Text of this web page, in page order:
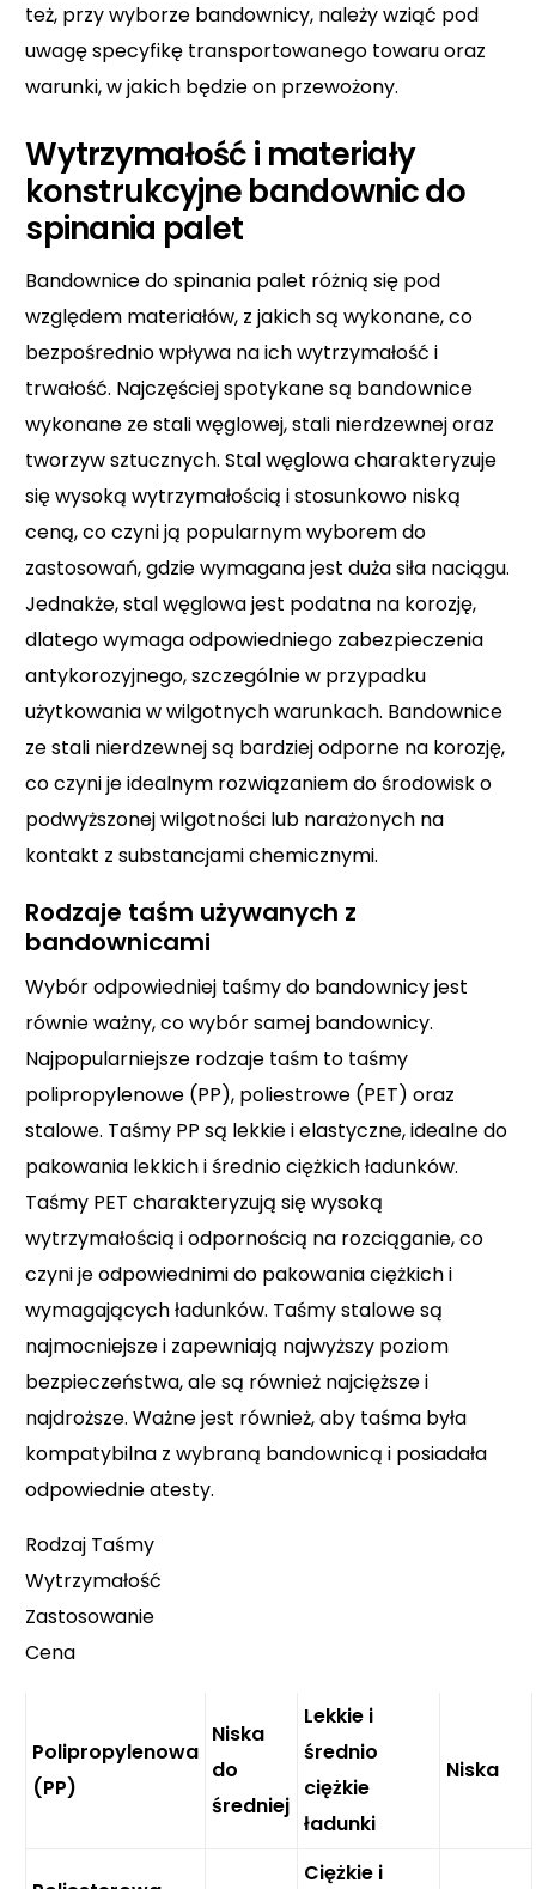
też, przy wyborze bandownicy, należy wziąć pod
uwagę specyfikę transportowanego towaru oraz
warunki, w jakich będzie on przewożony.
Wytrzymałość i materiały
konstrukcyjne bandownic do
spinania palet
Bandownice do spinania palet różnią się pod
względem materiałów, z jakich są wykonane, co
bezpośrednio wpływa na ich wytrzymałość i
trwałość. Najczęściej spotykane są bandownice
wykonane ze stali węglowej, stali nierdzewnej oraz
tworzyw sztucznych. Stal węglowa charakteryzuje
się wysoką wytrzymałością i stosunkowo niską
ceną, co czyni ją popularnym wyborem do
zastosowań, gdzie wymagana jest duża siła naciągu.
Jednakże, stal węglowa jest podatna na korozję,
dlatego wymaga odpowiedniego zabezpieczenia
antykorozyjnego, szczególnie w przypadku
użytkowania w wilgotnych warunkach. Bandownice
ze stali nierdzewnej są bardziej odporne na korozję,
co czyni je idealnym rozwiązaniem do środowisk o
podwyższonej wilgotności lub narażonych na
kontakt z substancjami chemicznymi.
Rodzaje taśm używanych z
bandownicami
Wybór odpowiedniej taśmy do bandownicy jest
równie ważny, co wybór samej bandownicy.
Najpopularniejsze rodzaje taśm to taśmy
polipropylenowe (PP), poliestrowe (PET) oraz
stalowe. Taśmy PP są lekkie i elastyczne, idealne do
pakowania lekkich i średnio ciężkich ładunków.
Taśmy PET charakteryzują się wysoką
wytrzymałością i odpornością na rozciąganie, co
czyni je odpowiednimi do pakowania ciężkich i
wymagających ładunków. Taśmy stalowe są
najmocniejsze i zapewniają najwyższy poziom
bezpieczeństwa, ale są również najcięższe i
najdroższe. Ważne jest również, aby taśma była
kompatybilna z wybraną bandownicą i posiadała
odpowiednie atesty.
Rodzaj Taśmy
Wytrzymałość
Zastosowanie
Cena
Polipropylenowa
(PP)
Niska
do
średniej
Lekkie i
średnio
ciężkie
ładunki
Niska
Ciężkie i